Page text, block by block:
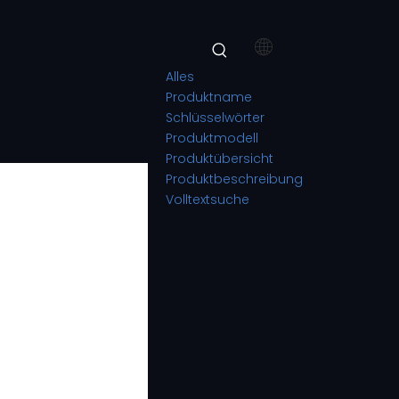
Alles
Produktname
Schlüsselwörter
Produktmodell
Produktübersicht
Produktbeschreibung
Volltextsuche